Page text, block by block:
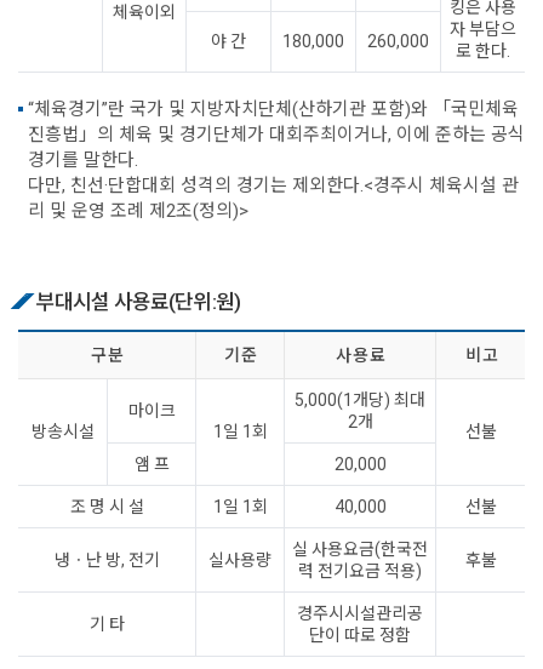
킹은 사용
자 부담으
로 한다.
체육이외
야 간 180,000 260,000
“체육경기”란 국가 및 지방자치단체(산하기관 포함)와 「국민체육
진흥법」의 체육 및 경기단체가 대회주최이거나, 이에 준하는 공식
경기를 말한다.
다만, 친선·단합대회 성격의 경기는 제외한다.<경주시 체육시설 관
리 및 운영 조례 제2조(정의)>
부대시설 사용료(단위:원)
구 분 기 준 사 용 료 비 고
방송시설
마이크
1일 1회
5,000(1개당) 최대
2개
선불
앰 프
20,000
조 명 시 설 1일 1회 40,000 선불
냉ㆍ난 방, 전기 실사용량
실 사용요금(한국전
력 전기요금 적용)
후불
기 타
경주시시설관리공
단이 따로 정함